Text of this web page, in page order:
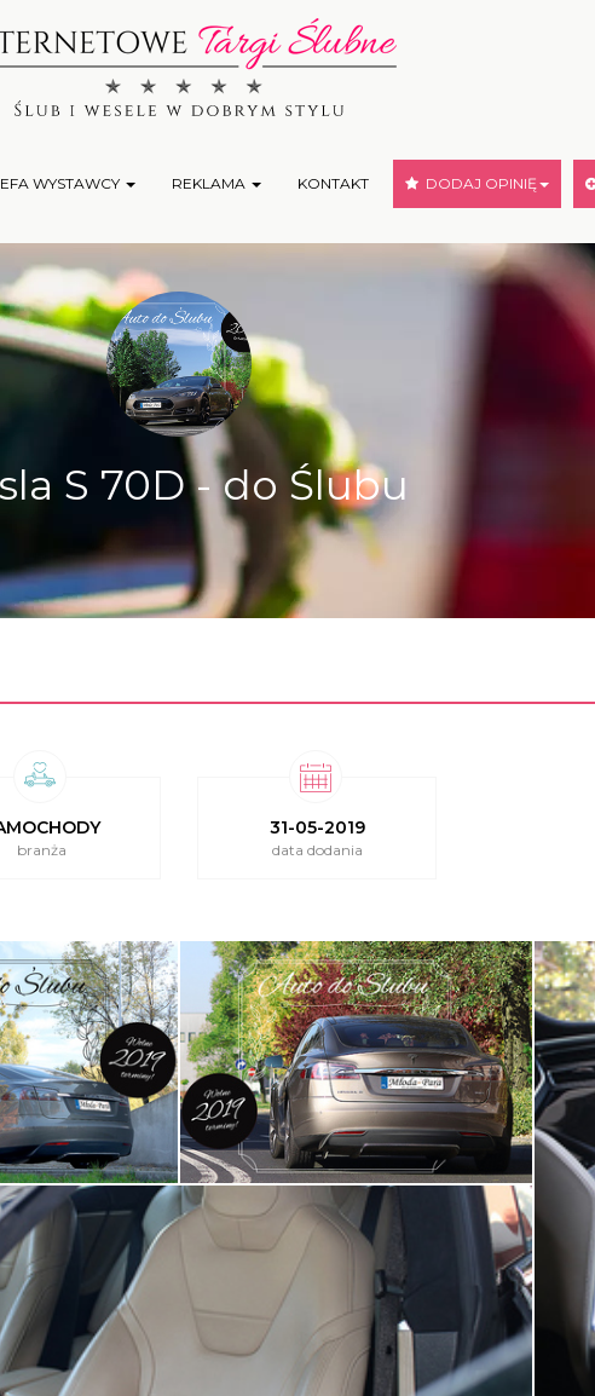
WYSTAWCY REKLAMA KONTAKT DODAJ OPINIĘ
S 70D - do Ślubu
branża
31-05-2019
data dodania